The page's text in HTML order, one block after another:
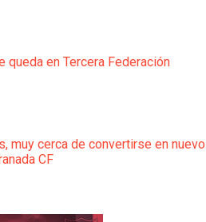
queda en Tercera Federación
muy cerca de convertirse en nuevo
CF